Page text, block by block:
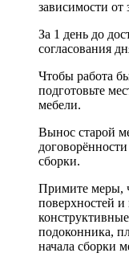
зависимости от
За 1 день до
согласования
Чтобы работа
подготовьте
мебели.
Вынос старой
сборки.
Примите меры,
поверхностей
подоконника,
начала сборки